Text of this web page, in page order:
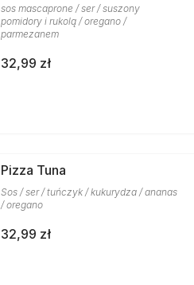
sos mascaprone / ser / suszony
pomidory i rukolą / oregano /
parmezanem
32,99 zł
Pizza Tuna
Sos / ser / tuńczyk / kukurydza / ananas
/ oregano
32,99 zł